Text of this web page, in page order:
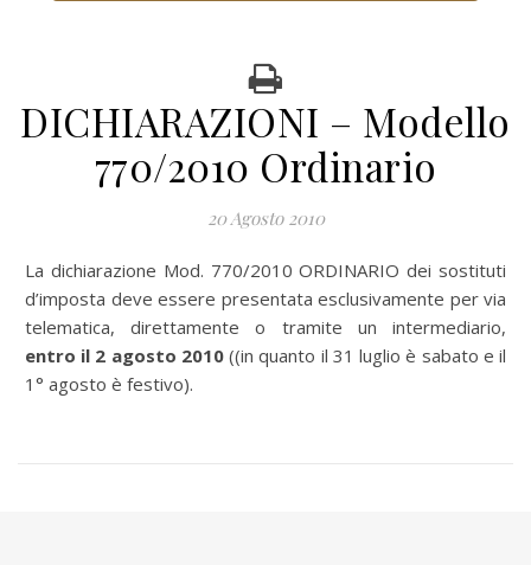
DICHIARAZIONI – Modello
770/2010 Ordinario
20 Agosto 2010
La dichiarazione Mod. 770/2010 ORDINARIO dei sostituti
d’imposta deve essere presentata esclusivamente per via
telematica, direttamente o tramite un intermediario,
entro il 2 agosto 2010((in quanto il 31 luglio è sabato e il
1° agosto è festivo).